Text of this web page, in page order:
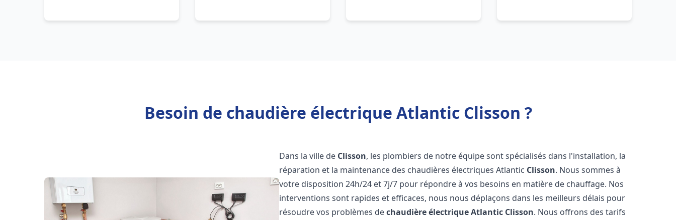
Besoin de chaudière électrique Atlantic Clisson ?
Dans la ville de Clisson, les plombiers de notre équipe sont spécialisés dans l'installation, la
réparation et la maintenance des chaudières électriques Atlantic Clisson. Nous sommes à
votre disposition 24h/24 et 7j/7 pour répondre à vos besoins en matière de chauffage. Nos
interventions sont rapides et efficaces, nous nous déplaçons dans les meilleurs délais pour
résoudre vos problèmes dechaudière électrique Atlantic Clisson. Nous offrons des tarifs